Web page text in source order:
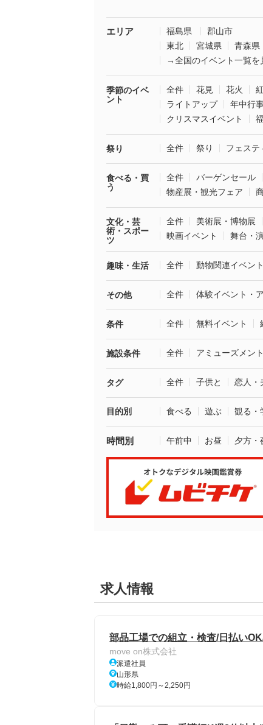
エリア 福島県
郡山市
東北
宮城県 青森県
→全国のイベント一覧を
季節のイベ
ント
全件 花見 花火
ライトアップ
年中行
クリスマスイベント
祭り 全件 祭り フェステ
食べる・買
う
全件 バーゲンセール
物産展・観光フェア
文化・芸
術・スポー
ツ
全件 美術展・博物展
映画イベント
舞台・
趣味・生活 全件 動物関連イベント
その他 全件 体験イベント・
条件 全件 無料イベント
施設条件 全件 アミューズメン
タグ 全件 子供と 恋人・
目的別 食べる 遊ぶ 観る・
時間別 午前中 お昼 夕方・
求人情報
部品工場での組立・検査/日払い
move on株式会社
派遣社員
山形県
時給1,800円～2,250円